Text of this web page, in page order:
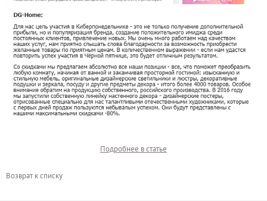
Подробнее в статье
Возврат к списку